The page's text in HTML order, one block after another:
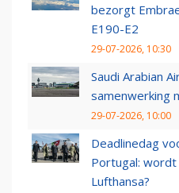
bezorgt
E190-E2
29-07-2026, 10:30
Saudi Arabian
samenwerking
29-07-2026, 10:00
Deadlinedag
Portugal:
Lufthansa?